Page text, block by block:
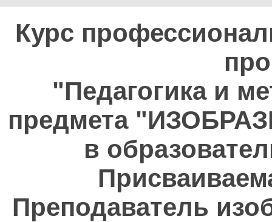
Курс
"Педагогика и
предмета
в
Преподаватель